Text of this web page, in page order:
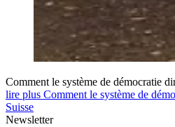
Comment le système de démocratie
lire plus Comment le système de
Suisse
Newsletter